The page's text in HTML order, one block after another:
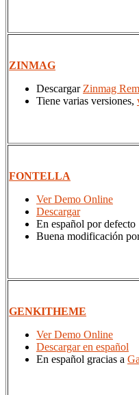
ZINMAG
Descargar Zinmag
Tiene varias versiones,
FONTELLA
Ver Demo Online
Descargar
En español por defecto
Buena modificación
GENKITHEME
Ver Demo Online
Descargar en español
En español gracias a